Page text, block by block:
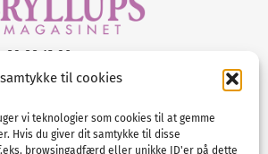
til cookies
vi teknologier som cookies til at gemme
Hvis du giver dit samtykke til disse
browsingadfærd eller unikke ID'er på dette
89 88 13 90
info@nordicbridalmedia.com
rights reserved.
DK34787271